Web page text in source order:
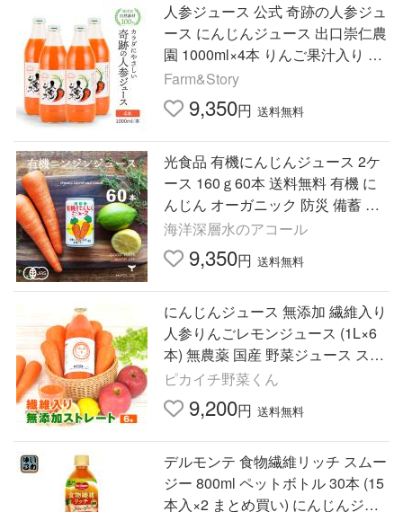
人参ジュース 公式 奇跡の人参ジュ
ース にんじんジュース 出口崇仁農
園 1000ml×4本 りんご果汁入り 無
添加 無農薬 ストレート 人参
Farm&Story
9,350円 送料無料
光食品 有機にんじんジュース 2ケ
ース 160ｇ60本 送料無料 有機 に
んじん オーガニック 防災 備蓄 非
常食 保存 ローリングストック
海洋深層水のアコール
9,350円 送料無料
にんじんジュース 無添加 繊維入り
人参りんごレモンジュース (1L×6
本) 無農薬 国産 野菜ジュース スト
レート ゲルソン療法 爆買
ピカイチ野菜くん
9,200円 送料無料
デルモンテ 食物繊維リッチ スムー
ジー 800ml ペットボトル 30本 (15
本入×2 まとめ買い) にんじんジュ